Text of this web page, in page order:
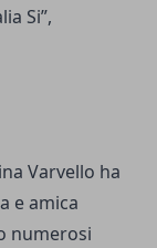
Si”,
Varvello ha
e amica
numerosi